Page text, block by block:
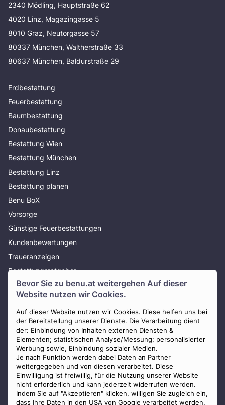
Bevor Sie zu benu.at weitergehen Auf dieser
Website nutzen wir Cookies.
Auf dieser Website nutzen wir Cookies. Diese helfen uns bei
der Bereitstellung unserer Dienste. Die Verarbeitung dient
der: Einbindung von Inhalten externen Diensten &
Elementen; statistischen Analyse/Messung; personalisierter
Werbung sowie, Einbindung sozialer Medien.
Je nach Funktion werden dabei Daten an Partner
weitergegeben und von diesen verarbeitet. Diese
Einwilligung ist freiwillig, für die Nutzung unserer Website
nicht erforderlich und kann jederzeit widerrufen werden.
Indem Sie auf "Akzeptieren" klicken, willigen Sie zugleich ein,
dass Ihre Daten in den USA von Google verarbeitet werden.
2340 Mödling, Hauptstraße 62
4020 Linz, Magazingasse 5
8010 Graz, Neutorgasse 57
80337 München, Waltherstraße 33
80637 München, Baldurstraße 29
Erdbestattung
Feuerbestattung
Baumbestattung
Donaubestattung
Bestattung Wien
Bestattung München
Bestattung Linz
Bestattung planen
Benu BoX
Vorsorge
Günstige Feuerbestattungen
Kundenbewertungen
Traueranzeigen
Bestattungsratgeber
Über uns
Presse
AGB
Impressum
Datenschutz
Widerrufsbelehrung
Zahlungsmöglichkeiten